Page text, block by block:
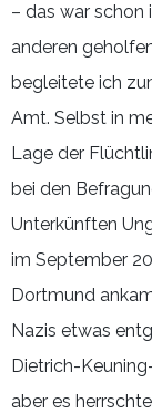
– das war schon
anderen
begleitete ich
Amt. Selbst in
Lage der
bei den
Unterkünften
im September
Dortmund
Nazis etwas
Dietrich-
aber es